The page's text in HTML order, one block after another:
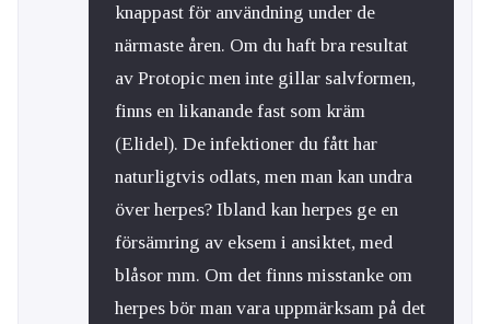
knappast för användning under de
närmaste åren. Om du haft bra resultat
av Protopic men inte gillar salvformen,
finns en likanande fast som kräm
(Elidel). De infektioner du fått har
naturligtvis odlats, men man kan undra
över herpes? Ibland kan herpes ge en
försämring av eksem i ansiktet, med
blåsor mm. Om det finns misstanke om
herpes bör man vara uppmärksam på det